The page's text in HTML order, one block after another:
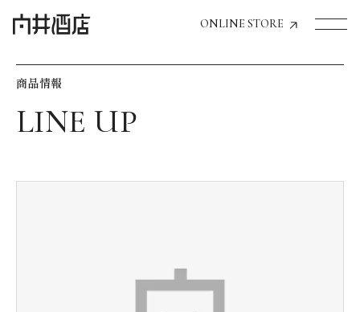
ONLINE STORE
飲食店経営のお客様
お気に入り機能の活用方法
商品情報